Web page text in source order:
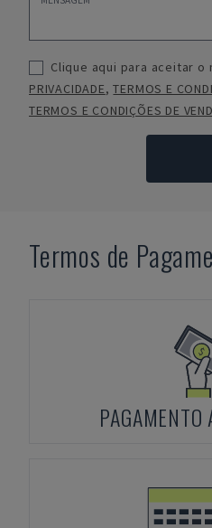
Clique aqui para aceitar o
PRIVACIDADE,TERMOS E
TERMOS E CONDIÇÕES DE
Termos de